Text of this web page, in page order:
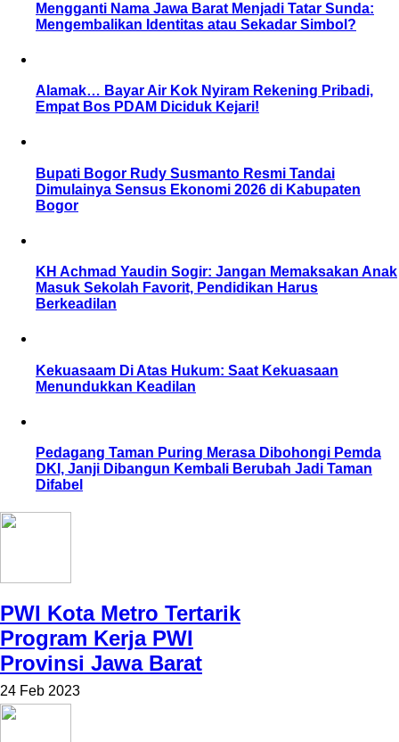
Mengganti Nama Jawa Barat Menjadi Tatar Sunda:
Mengembalikan Identitas atau Sekadar Simbol?
Alamak… Bayar Air Kok Nyiram Rekening Pribadi,
Empat Bos PDAM Diciduk Kejari!
Bupati Bogor Rudy Susmanto Resmi Tandai
Dimulainya Sensus Ekonomi 2026 di Kabupaten
Bogor
KH Achmad Yaudin Sogir: Jangan Memaksakan Anak
Masuk Sekolah Favorit, Pendidikan Harus
Berkeadilan
Kekuasaam Di Atas Hukum: Saat Kekuasaan
Menundukkan Keadilan
Pedagang Taman Puring Merasa Dibohongi Pemda
DKI, Janji Dibangun Kembali Berubah Jadi Taman
Difabel
PWI Kota Metro Tertarik
Program Kerja PWI
Provinsi Jawa Barat
24 Feb 2023